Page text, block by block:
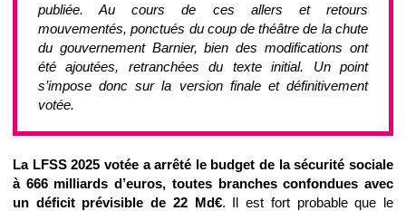
publiée. Au cours de ces allers et retours
mouvementés, ponctués du coup de théâtre de la chute
du gouvernement Barnier, bien des modifications ont
été ajoutées, retranchées du texte initial. Un point
s’impose donc sur la version finale et définitivement
votée.
La LFSS 2025 votée a arrêté le budget de la sécurité sociale
à 666 milliards d’euros, toutes branches confondues avec
un déficit prévisible de 22 Md€. Il est fort probable que le